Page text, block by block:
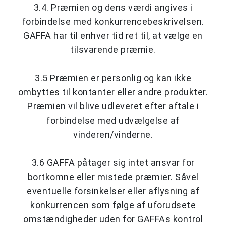
3.4. Præmien og dens værdi angives i
forbindelse med konkurrencebeskrivelsen.
GAFFA har til enhver tid ret til, at vælge en
tilsvarende præmie.
3.5 Præmien er personlig og kan ikke
ombyttes til kontanter eller andre produkter.
Præmien vil blive udleveret efter aftale i
forbindelse med udvælgelse af
vinderen/vinderne.
3.6 GAFFA påtager sig intet ansvar for
bortkomne eller mistede præmier. Såvel
eventuelle forsinkelser eller aflysning af
konkurrencen som følge af uforudsete
omstændigheder uden for GAFFAs kontrol